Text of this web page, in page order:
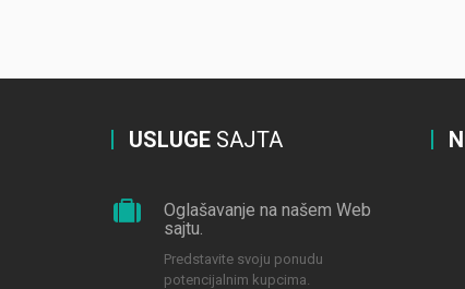
USLUGE SAJTA
Oglašavanje na našem Web
sajtu.
Predstavite svoju ponudu
potencijalnim kupcima.